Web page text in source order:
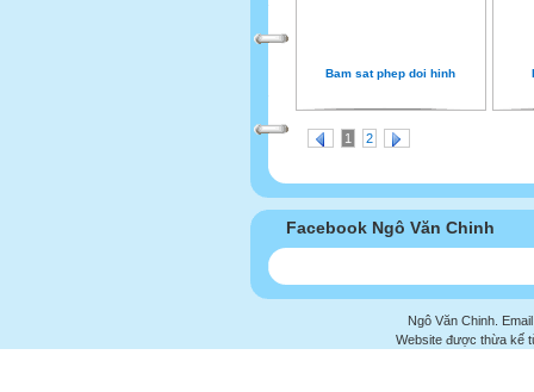
Bam sat phep doi hinh
1 2
Facebook Ngô Văn Chinh
Ngô Văn Chinh.
Website được thừa kế